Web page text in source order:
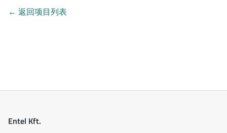
← 返回项目列表
Entel Kft.